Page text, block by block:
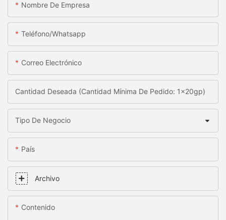
Nombre De Empresa
Teléfono/whatsapp
Correo Electrónico
Cantidad Deseada (Cantidad Mínima De Pedido: 1x20gp)
Tipo De Negocio
País
Archivo
Contenido